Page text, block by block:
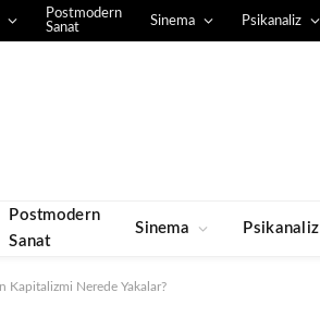
Postmodern
Sanat
Sinema Psikanaliz
Postmodern
Sanat
Sinema Psikanaliz
Kapitalizmi Nerede Yakalar?